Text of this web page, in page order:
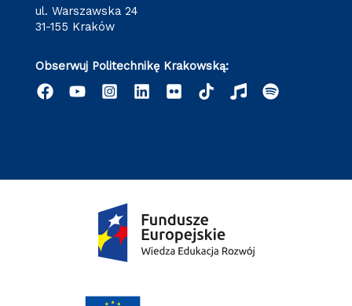
ul. Warszawska 24
31-155 Kraków
Obserwuj Politechnikę Krakowską: